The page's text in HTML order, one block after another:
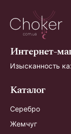
Интернет-
Изысканность
Каталог
Серебро
Жемчуг